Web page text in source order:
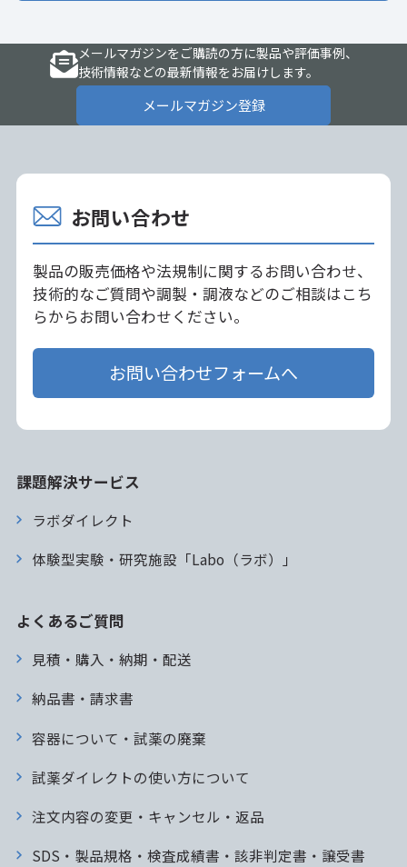
メールマガジンをご購読の方に製品や評価事例、
技術情報などの最新情報をお届けします。
メールマガジン登録
お問い合わせ
製品の販売価格や法規制に関するお問い合わせ、
技術的なご質問や調製・調液などのご相談はこち
らからお問い合わせください。
お問い合わせフォームへ
課題解決サービス
ラボダイレクト
体験型実験・研究施設「Labo（ラボ）」
よくあるご質問
見積・購入・納期・配送
納品書・請求書
容器について・試薬の廃棄
試薬ダイレクトの使い方について
注文内容の変更・キャンセル・返品
SDS・製品規格・検査成績書・該非判定書・譲受書